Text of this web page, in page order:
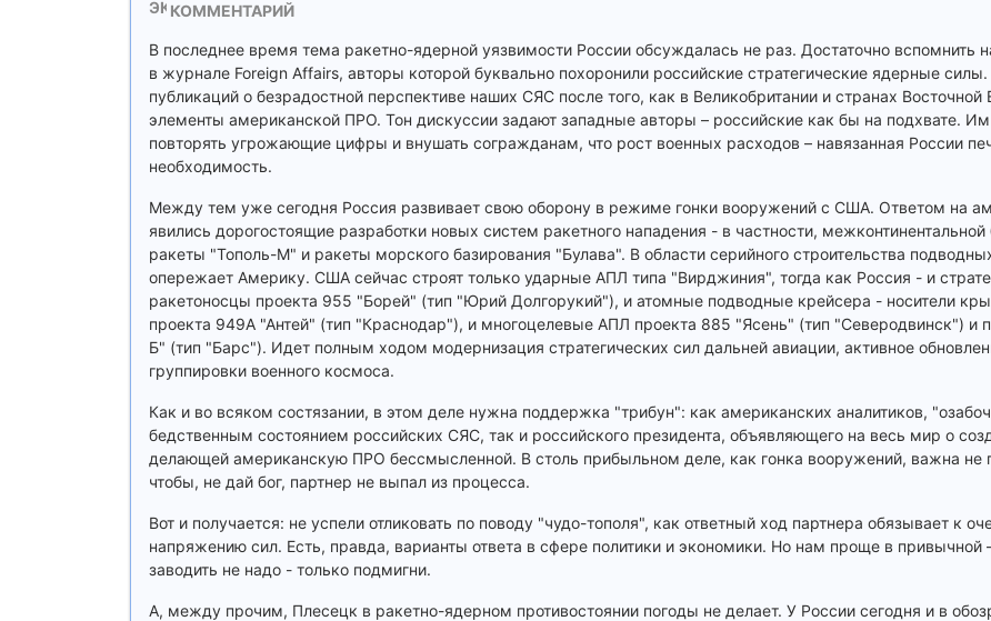
КОММЕНТАРИЙ
В последнее время тема ракетно-ядерной уязвимости России обсуждалась не раз. Достаточно вспомнить
в журнале Foreign Affairs, авторы которой буквально похоронили российские стратегические ядерные
публикаций о безрадостной перспективе наших СЯС после того, как в Великобритании и странах Восточной
элементы американской ПРО. Тон дискуссии задают западные авторы – российские как бы на подхвате. Им
повторять угрожающие цифры и внушать согражданам, что рост военных расходов – навязанная России
необходимость.
Между тем уже сегодня Россия развивает свою оборону в режиме гонки вооружений с США. Ответом на
явились дорогостоящие разработки новых систем ракетного нападения - в частности, межконтинентальной
ракеты "Тополь-М" и ракеты морского базирования "Булава". В области серийного строительства
опережает Америку. США сейчас строят только ударные АПЛ типа "Вирджиния", тогда как Россия - и
ракетоносцы проекта 955 "Борей" (тип "Юрий Долгорукий"), и атомные подводные крейсера - носители
проекта 949А "Антей" (тип "Краснодар"), и многоцелевые АПЛ проекта 885 "Ясень" (тип "Северодвинск") и
Б" (тип "Барс"). Идет полным ходом модернизация стратегических сил дальней авиации, активное
группировки военного космоса.
Как и во всяком состязании, в этом деле нужна поддержка "трибун": как американских аналитиков,
бедственным состоянием российских СЯС, так и российского президента, объявляющего на весь мир о
делающей американскую ПРО бессмысленной. В столь прибыльном деле, как гонка вооружений, важна не
чтобы, не дай бог, партнер не выпал из процесса.
Вот и получается: не успели отликовать по поводу "чудо-тополя", как ответный ход партнера обязывает к
напряжению сил. Есть, правда, варианты ответа в сфере политики и экономики. Но нам проще в привычной
заводить не надо - только подмигни.
А, между прочим, Плесецк в ракетно-ядерном противостоянии погоды не делает. У России сегодня и в